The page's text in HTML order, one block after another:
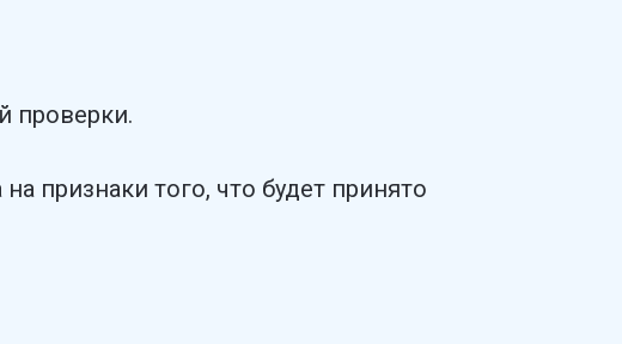
проверки.
признаки того, что будет принято